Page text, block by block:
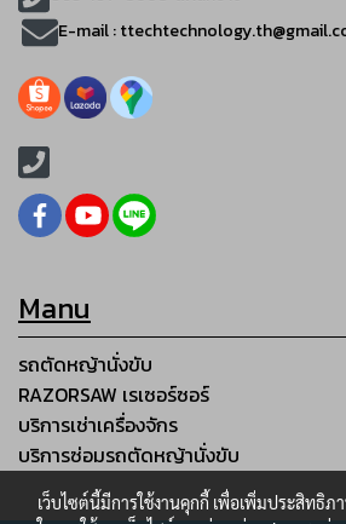
E-mail :
Manu
รถตัดหญ้านั่งขับ
RAZORSAW เรเซอร์ซอร์
บริการเช่าเครื่องจักร
บริการซ่อมรถตัดหญ้านั่งขับ
เว็บไซต์นี้มีการใช้งานคุกกี้ เพื่อเพิ่มประสิทธิ